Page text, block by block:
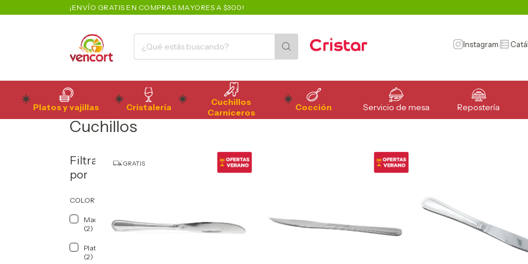
¡ENVÍO GRATIS EN COMPRAS MAYORES A $300!
Instagram
Platos y vajillas Cristalería
Cuchillos
Carniceros
Cocción Servicio de mesa Repostería
Inicio>breadcrumbs.categoria-producto breadcrumbs.hogar breadcrumbs.cuchillos-y-accesorios> Cuchillos> breadcrumbs.mondadores
Cuchillos
Filtrar
por
COLOR
Madera
(2)
Plateado
(2)
GRATIS